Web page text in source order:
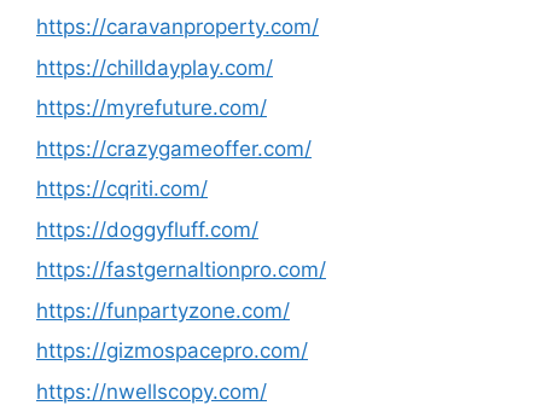
https://caravanproperty.com/
https://chilldayplay.com/
https://myrefuture.com/
https://crazygameoffer.com/
https://cqriti.com/
https://doggyfluff.com/
https://fastgernaltionpro.com/
https://funpartyzone.com/
https://gizmospacepro.com/
https://nwellscopy.com/